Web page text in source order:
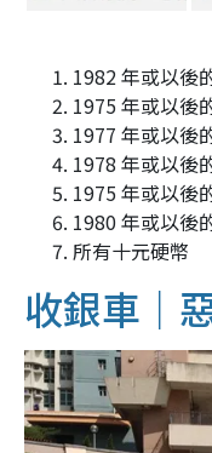
1982 年或以後
1975 年或以後
1977 年或以後
1978 年或以後
1975 年或以後
1980 年或以後
所有十元硬幣
收銀車｜